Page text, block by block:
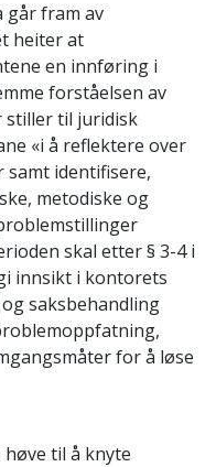
går fram av
heiter at
en innføring i
forståelsen av
stiller til juridisk
«i å reflektere over
identifisere,
metodiske og
skal etter § 3-4 i
innsikt i kontorets
saksbehandling
for å løse
til å knyte